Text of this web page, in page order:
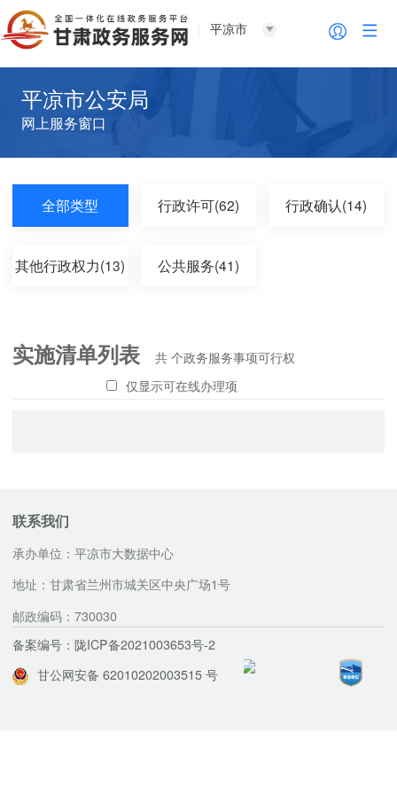
平凉市
平凉市公安局
网上服务窗口
全部类型 行政许可(62) 行政确认(14)
其他行政权力(13) 公共服务(41)
实施清单列表 共个政务服务事项可行权
仅显示可在线办理项
联系我们
承办单位：平凉市大数据中心
地址：甘肃省兰州市城关区中央广场1号
邮政编码：730030
备案编号：陇ICP备2021003653号-2
甘公网安备 62010202003515 号